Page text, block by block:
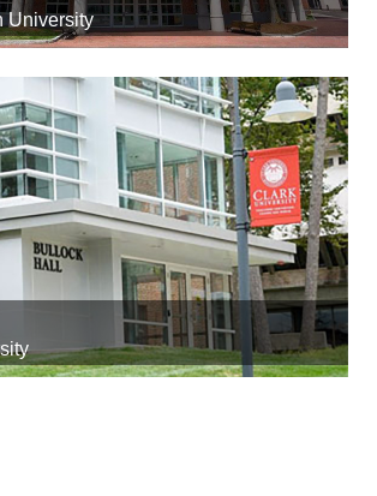
University